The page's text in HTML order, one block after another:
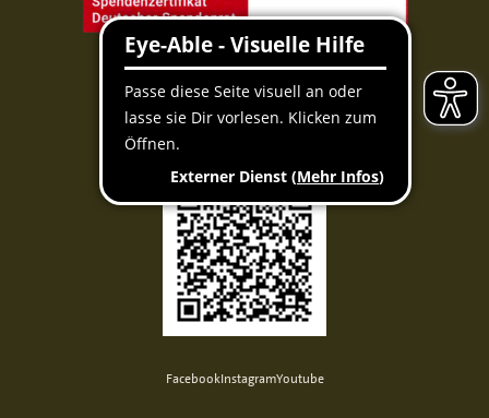
Per QR-Code spenden
FacebookInstagramYoutube